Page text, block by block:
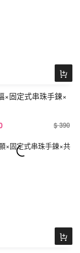
×固定式串珠手鍊×
$ 390